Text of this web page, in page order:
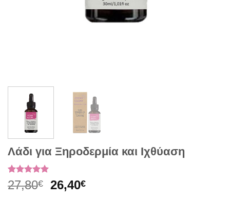
Λάδι για Ξηροδερμία και Ιχθύαση
Βαθμολογήθηκε
με5από 5
2
27,80€
Original
26,40€Η